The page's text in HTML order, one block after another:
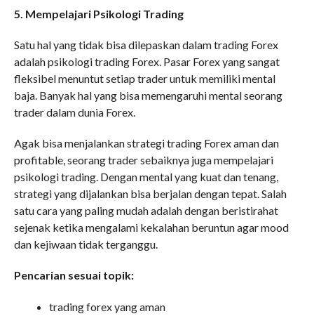
5. Mempelajari Psikologi Trading
Satu hal yang tidak bisa dilepaskan dalam trading Forex
adalah psikologi trading Forex. Pasar Forex yang sangat
fleksibel menuntut setiap trader untuk memiliki mental
baja. Banyak hal yang bisa memengaruhi mental seorang
trader dalam dunia Forex.
Agak bisa menjalankan strategi trading Forex aman dan
profitable, seorang trader sebaiknya juga mempelajari
psikologi trading. Dengan mental yang kuat dan tenang,
strategi yang dijalankan bisa berjalan dengan tepat. Salah
satu cara yang paling mudah adalah dengan beristirahat
sejenak ketika mengalami kekalahan beruntun agar mood
dan kejiwaan tidak terganggu.
Pencarian sesuai topik:
trading forex yang aman